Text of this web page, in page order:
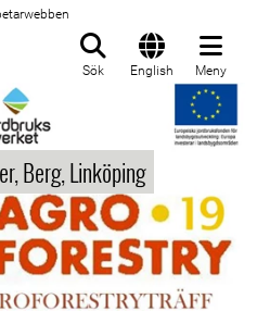
Sök English Meny
Berg, Linköping